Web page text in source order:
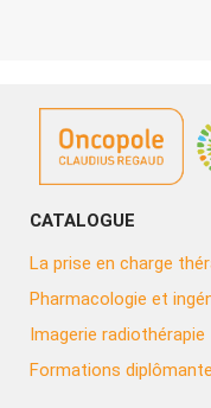
CATALOGUE
La prise en charge
Pharmacologie et
Imagerie radiothérapie
Formations